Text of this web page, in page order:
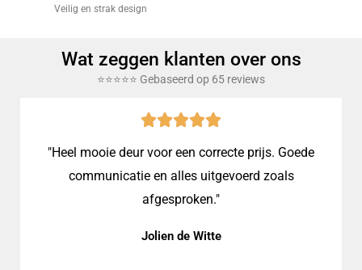
Veilig en strak design
Wat zeggen klanten over ons
⭐⭐⭐⭐⭐ Gebaseerd op 65 reviews
"Heel mooie deur voor een correcte prijs. Goede
communicatie en alles uitgevoerd zoals
afgesproken."
Jolien de Witte